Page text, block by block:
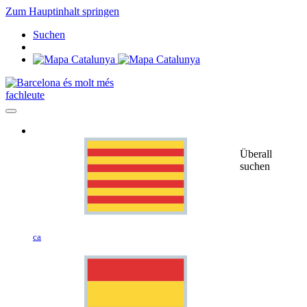
Zum Hauptinhalt springen
Suchen
fachleute
ca
Überall
suchen